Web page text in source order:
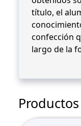
título, el
confección
largo de la